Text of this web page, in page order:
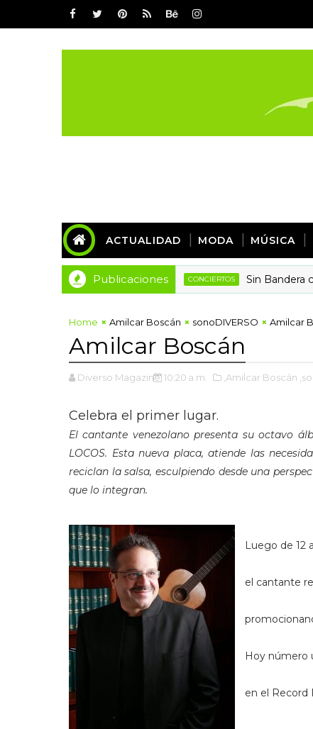
ACTUALIDAD MODA MÚSICA
PublicacionesCONCIERTOS Sin Bandera
Home Amilcar Boscán sonoDIVERSO Amilcar
Amilcar Boscán
Diverso Magazine 10:20 a.m. ,Amilcar Boscán
Celebra el primer lugar.
El cantante venezolano presenta su octavo
LOCOS. Esta nueva placa, atiende las
reciclan la salsa, esculpiendo desde una
que lo integran.
Luego de 12
el cantante
Hoy número
en el Record